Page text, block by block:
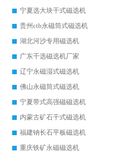
宁夏选大块干式磁选机
贵州ctb永磁筒式磁选机
湖北河沙专用磁选机
广东干选磁选机厂家
辽宁永磁湿式磁选机
佛山永磁筒式磁选机
宁夏带式高强磁磁选机
内蒙古矿石干式磁选机
福建钠长石平板磁选机
重庆铁矿永磁磁选机